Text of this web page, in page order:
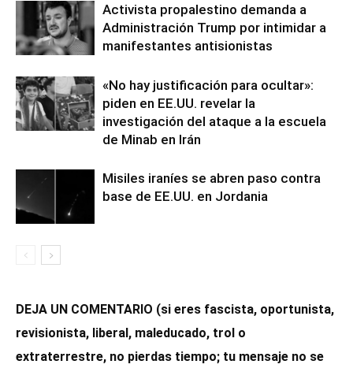
Activista propalestino demanda a
Administración Trump por intimidar a
manifestantes antisionistas
«No hay justificación para ocultar»:
piden en EE.UU. revelar la
investigación del ataque a la escuela
de Minab en Irán
Misiles iraníes se abren paso contra
base de EE.UU. en Jordania
DEJA UN COMENTARIO (si eres fascista, oportunista,
revisionista, liberal, maleducado, trol o
extraterrestre, no pierdas tiempo; tu mensaje no se